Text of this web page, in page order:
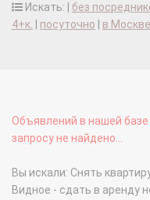
Искать: | без
4+к.
посуточно в Москве
Объявлений в нашей
запросу не найдено...
Вы искали: Снять
Видное - сдать в аренду